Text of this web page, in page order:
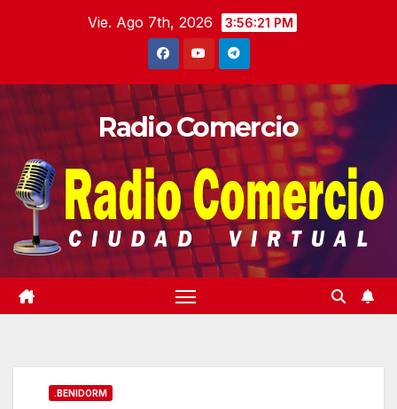
Vie. Ago 7th, 2026 3:56:22 PM
Radio Comercio
.BENIDORM